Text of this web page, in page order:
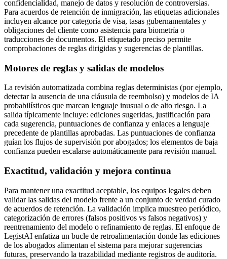
confidencialidad, manejo de datos y resolución de controversias.
Para acuerdos de retención de inmigración, las etiquetas adicionales
incluyen alcance por categoría de visa, tasas gubernamentales y
obligaciones del cliente como asistencia para biometría o
traducciones de documentos. El etiquetado preciso permite
comprobaciones de reglas dirigidas y sugerencias de plantillas.
Motores de reglas y salidas de modelos
La revisión automatizada combina reglas deterministas (por ejemplo,
detectar la ausencia de una cláusula de reembolso) y modelos de IA
probabilísticos que marcan lenguaje inusual o de alto riesgo. La
salida típicamente incluye: ediciones sugeridas, justificación para
cada sugerencia, puntuaciones de confianza y enlaces a lenguaje
precedente de plantillas aprobadas. Las puntuaciones de confianza
guían los flujos de supervisión por abogados; los elementos de baja
confianza pueden escalarse automáticamente para revisión manual.
Exactitud, validación y mejora continua
Para mantener una exactitud aceptable, los equipos legales deben
validar las salidas del modelo frente a un conjunto de verdad curado
de acuerdos de retención. La validación implica muestreo periódico,
categorización de errores (falsos positivos vs falsos negativos) y
reentrenamiento del modelo o refinamiento de reglas. El enfoque de
LegistAI enfatiza un bucle de retroalimentación donde las ediciones
de los abogados alimentan el sistema para mejorar sugerencias
futuras, preservando la trazabilidad mediante registros de auditoría.